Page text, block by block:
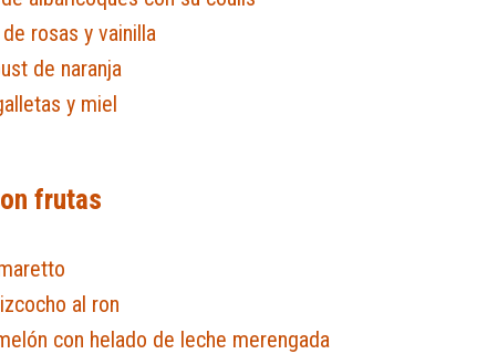
rosas y vainilla
de naranja
y miel
frutas
al ron
con helado de leche merengada